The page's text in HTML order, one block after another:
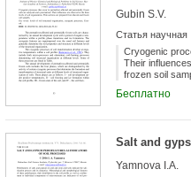
Gubin S.V.
Статья научная
Cryogenic
Their
frozen soil
Бесплатно
Salt and
Yamnova I.A.